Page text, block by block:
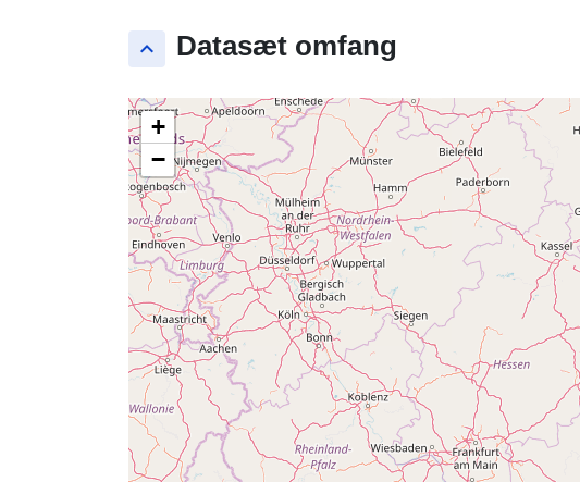
keyboard_arrow_up Datasæt omfang
+
−